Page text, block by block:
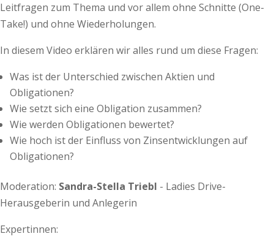
Leitfragen zum Thema und vor allem ohne Schnitte (One-
Take!) und ohne Wiederholungen.
In diesem Video erklären wir alles rund um diese Fragen:
Was ist der Unterschied zwischen Aktien und
Obligationen?
Wie setzt sich eine Obligation zusammen?
Wie werden Obligationen bewertet?
Wie hoch ist der Einfluss von Zinsentwicklungen auf
Obligationen?
Moderation: Sandra-Stella Triebl - Ladies Drive-
Herausgeberin und Anlegerin
Expertinnen: